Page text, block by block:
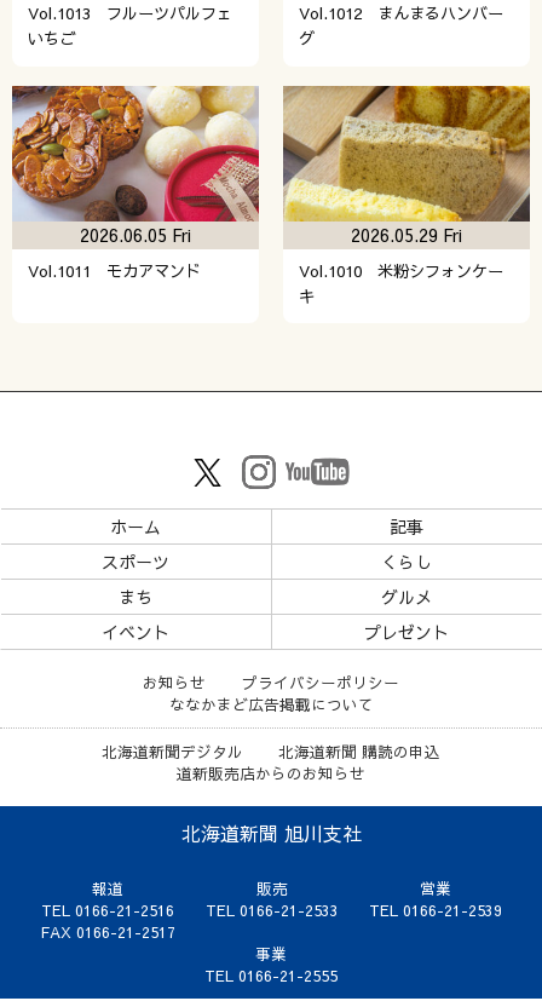
Vol.1013 フルーツパルフェ
いちご
Vol.1012 まんまるハンバー
グ
Vol.1011 モカアマンド
2026.06.05 Fri
Vol.1010 米粉シフォンケー
キ
2026.05.29 Fri
ホーム
記事
スポーツ
くらし
まち
グルメ
イベント
プレゼント
お知らせ
プライバシーポリシー
ななかまど広告掲載について
北海道新聞デジタル
北海道新聞 購読の申込
道新販売店からのお知らせ
北海道新聞 旭川支社
報道
TEL 0166-21-2516
FAX 0166-21-2517
販売
TEL 0166-21-2533
営業
TEL 0166-21-2539
事業
TEL 0166-21-2555